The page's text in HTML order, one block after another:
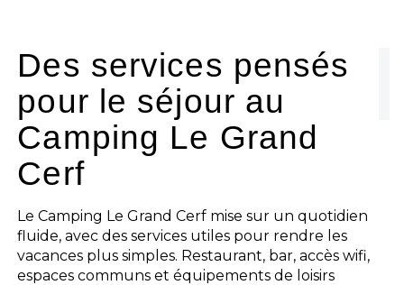
L'espace Aquatique
Les activités
Les infos pratiques
Des services pensés
pour le séjour au
Camping Le Grand
Cerf
Le Camping Le Grand Cerf mise sur un quotidien
fluide, avec des services utiles pour rendre les
vacances plus simples. Restaurant, bar, accès wifi,
espaces communs et équipements de loisirs